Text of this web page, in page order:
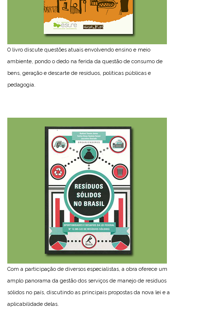
O livro discute questões atuais envolvendo ensino e meio
ambiente, pondo o dedo na ferida da questão de consumo de
bens, geração e descarte de resíduos, políticas públicas e
pedagogia.
Com a participação de diversos especialistas, a obra oferece um
amplo panorama da gestão dos serviços de manejo de resíduos
sólidos no país, discutindo as principais propostas da nova lei e a
aplicabilidade delas.